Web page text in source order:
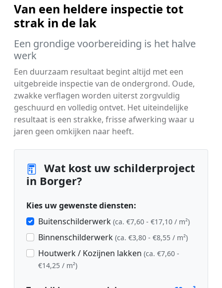
Van een heldere inspectie tot
strak in de lak
Een grondige voorbereiding is het halve
werk
Een duurzaam resultaat begint altijd met een
uitgebreide inspectie van de ondergrond. Oude,
zwakke verflagen worden uiterst zorgvuldig
geschuurd en volledig ontvet. Het uiteindelijke
resultaat is een strakke, frisse afwerking waar u
jaren geen omkijken naar heeft.
Wat kost uw schilderproject
in Borger?
Kies uw gewenste diensten:
Buitenschilderwerk (ca. €7,60 - €17,10 / m²)
Binnenschilderwerk (ca. €3,80 - €8,55 / m²)
Houtwerk / Kozijnen lakken (ca. €7,60 -
€14,25 / m²)